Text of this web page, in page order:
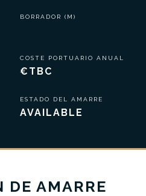
BORRADOR (M)
COSTE PORTUARIO ANUAL
€TBC
ESTADO DEL AMARRE
AVAILABLE
DE AMARRE